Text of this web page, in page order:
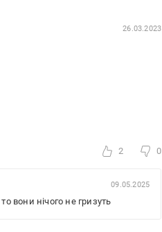
26.03.2023
2 0
09.05.2025
вони нічого не гризуть